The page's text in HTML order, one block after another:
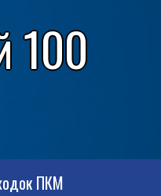
100
ПКМ